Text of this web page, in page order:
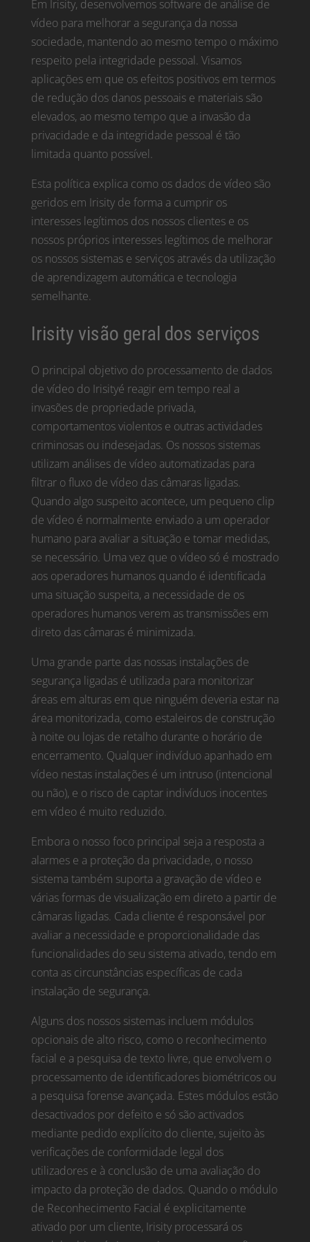
Em Irisity, desenvolvemos software de análise de
vídeo para melhorar a segurança da nossa
sociedade, mantendo ao mesmo tempo o máximo
respeito pela integridade pessoal. Visamos
aplicações em que os efeitos positivos em termos
de redução dos danos pessoais e materiais são
elevados, ao mesmo tempo que a invasão da
privacidade e da integridade pessoal é tão
limitada quanto possível.
Esta política explica como os dados de vídeo são
geridos em Irisity de forma a cumprir os
interesses legítimos dos nossos clientes e os
nossos próprios interesses legítimos de melhorar
os nossos sistemas e serviços através da utilização
de aprendizagem automática e tecnologia
semelhante.
Irisity visão geral dos serviços
O principal objetivo do processamento de dados
de vídeo do Irisityé reagir em tempo real a
invasões de propriedade privada,
comportamentos violentos e outras actividades
criminosas ou indesejadas. Os nossos sistemas
utilizam análises de vídeo automatizadas para
filtrar o fluxo de vídeo das câmaras ligadas.
Quando algo suspeito acontece, um pequeno clip
de vídeo é normalmente enviado a um operador
humano para avaliar a situação e tomar medidas,
se necessário. Uma vez que o vídeo só é mostrado
aos operadores humanos quando é identificada
uma situação suspeita, a necessidade de os
operadores humanos verem as transmissões em
direto das câmaras é minimizada.
Uma grande parte das nossas instalações de
segurança ligadas é utilizada para monitorizar
áreas em alturas em que ninguém deveria estar na
área monitorizada, como estaleiros de construção
à noite ou lojas de retalho durante o horário de
encerramento. Qualquer indivíduo apanhado em
vídeo nestas instalações é um intruso (intencional
ou não), e o risco de captar indivíduos inocentes
em vídeo é muito reduzido.
Embora o nosso foco principal seja a resposta a
alarmes e a proteção da privacidade, o nosso
sistema também suporta a gravação de vídeo e
várias formas de visualização em direto a partir de
câmaras ligadas. Cada cliente é responsável por
avaliar a necessidade e proporcionalidade das
funcionalidades do seu sistema ativado, tendo em
conta as circunstâncias específicas de cada
instalação de segurança.
Alguns dos nossos sistemas incluem módulos
opcionais de alto risco, como o reconhecimento
facial e a pesquisa de texto livre, que envolvem o
processamento de identificadores biométricos ou
a pesquisa forense avançada. Estes módulos estão
desactivados por defeito e só são activados
mediante pedido explícito do cliente, sujeito às
verificações de conformidade legal dos
utilizadores e à conclusão de uma avaliação do
impacto da proteção de dados. Quando o módulo
de Reconhecimento Facial é explicitamente
ativado por um cliente, Irisity processará os